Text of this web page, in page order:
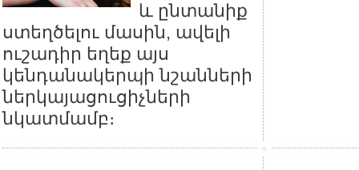
և ընտանիք
ստեղծելու մասին, ավելի
ուշադիր եղեք այս
կենդանակերպի նշանների
ներկայացուցիչների
նկատմամբ։